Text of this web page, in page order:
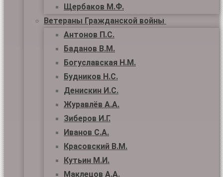
Щербаков М.Ф.
Ветераны Гражданской войны
Антонов П.С.
Баданов В.М.
Богуславская Н.М.
Будников Н.С.
Денискин И.С.
Журавлёв А.А.
Зиберов И.Г.
Иванов С.А.
Красовский В.М.
Кутьин М.И.
Маклецов А.А.